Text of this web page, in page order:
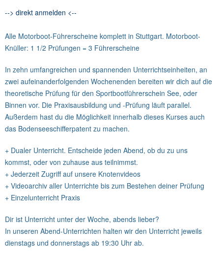
--> direkt anmelden <--
Alle Motorboot-Führerscheine komplett in Stuttgart. Motorboot-
Knüller: 1 1/2 Prüfungen = 3 Führerscheine
In zehn umfangreichen und spannenden Unterrichtseinheiten, an
zwei aufeinanderfolgenden Wochenenden bereiten wir dich auf die
theoretische Prüfung für den Sportbootführerschein See, oder
Binnen vor. Die Praxisausbildung und -Prüfung läuft parallel.
Außerdem hast du die Möglichkeit innerhalb dieses Kurses auch
das Bodenseeschifferpatent zu machen.
+ Dualer Unterricht. Entscheide jeden Abend, ob du zu uns
kommst, oder von zuhause aus teilnimmst.
+ Jederzeit Zugriff auf unsere Knotenvideos
+ Videoarchiv aller Unterrichte bis zum Bestehen deiner Prüfung
+ Einzelunterricht Praxis
Dir ist Unterricht unter der Woche, abends lieber?
In unseren Abend-Unterrichten halten wir den Unterricht jeweils
dienstags und donnerstags ab 19:30 Uhr ab.